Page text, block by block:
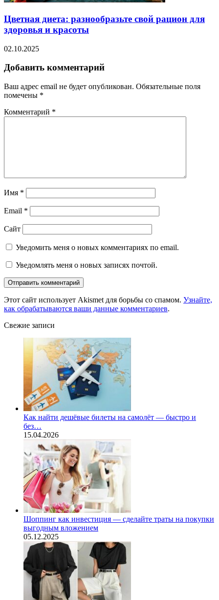
Цветная диета: разнообразьте свой рацион для
здоровья и красоты
02.10.2025
Добавить комментарий
Ваш адрес email не будет опубликован. Обязательные поля
помечены *
Комментарий *
Имя *
Email *
Сайт
Уведомить меня о новых комментариях по email.
Уведомлять меня о новых записях почтой.
Этот сайт использует Akismet для борьбы со спамом. Узнайте,
как обрабатываются ваши данные комментариев.
Свежие записи
Как найти дешёвые билеты на самолёт — быстро и
без…
15.04.2026
Шоппинг как инвестиция — сделайте траты на покупки
выгодным вложением
05.12.2025